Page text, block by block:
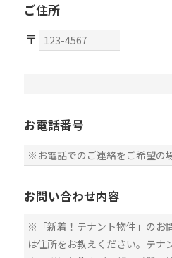
ご住所
お電話番号
お問い合わせ内容